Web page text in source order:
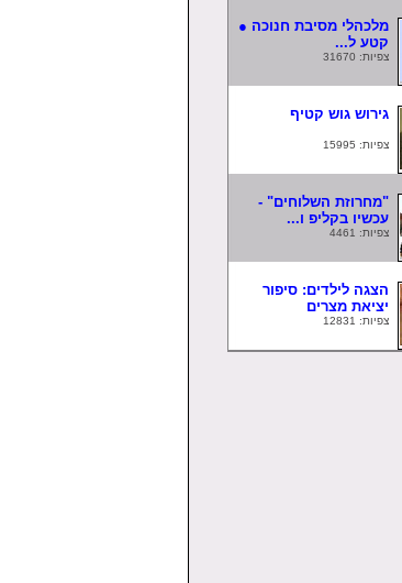
מלכהלי מסיבת חנוכה ●
קטע ל...
צפיות: 31670
גירוש גוש קטיף
צפיות: 15995
"מחרוזת השלוחים" -
עכשיו בקליפ ו...
צפיות: 4461
הצגה לילדים: סיפור
יציאת מצרים
צפיות: 12831